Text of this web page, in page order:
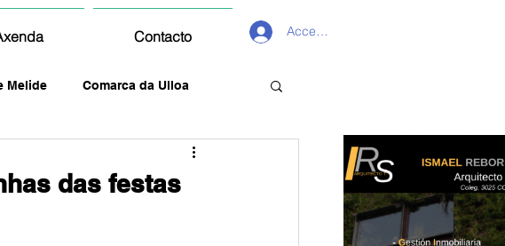
Contacto Acceder
Melide Comarca da Ulloa
das festas